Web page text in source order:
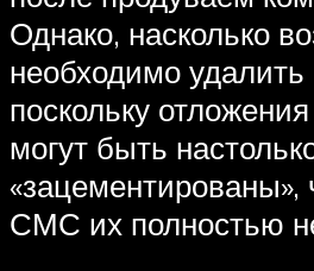
Однако, насколько
необходимо удалить
поскольку
могут быть
«зацементированы»,
СМС их полностью